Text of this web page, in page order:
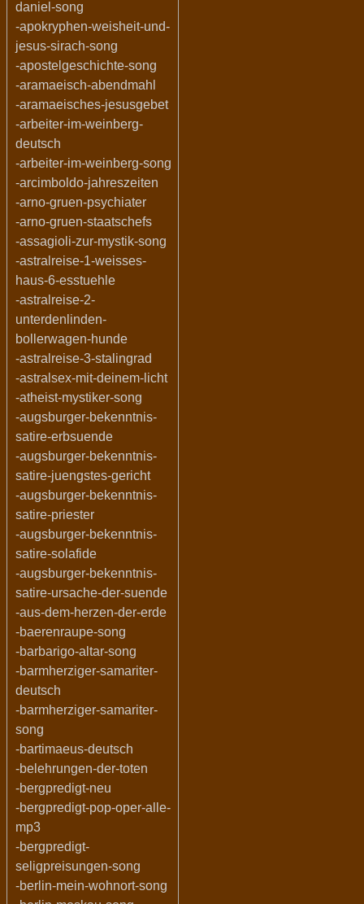
daniel-song
-apokryphen-weisheit-und-
jesus-sirach-song
-apostelgeschichte-song
-aramaeisch-abendmahl
-aramaeisches-jesusgebet
-arbeiter-im-weinberg-
deutsch
-arbeiter-im-weinberg-song
-arcimboldo-jahreszeiten
-arno-gruen-psychiater
-arno-gruen-staatschefs
-assagioli-zur-mystik-song
-astralreise-1-weisses-
haus-6-esstuehle
-astralreise-2-
unterdenlinden-
bollerwagen-hunde
-astralreise-3-stalingrad
-astralsex-mit-deinem-licht
-atheist-mystiker-song
-augsburger-bekenntnis-
satire-erbsuende
-augsburger-bekenntnis-
satire-juengstes-gericht
-augsburger-bekenntnis-
satire-priester
-augsburger-bekenntnis-
satire-solafide
-augsburger-bekenntnis-
satire-ursache-der-suende
-aus-dem-herzen-der-erde
-baerenraupe-song
-barbarigo-altar-song
-barmherziger-samariter-
deutsch
-barmherziger-samariter-
song
-bartimaeus-deutsch
-belehrungen-der-toten
-bergpredigt-neu
-bergpredigt-pop-oper-alle-
mp3
-bergpredigt-
seligpreisungen-song
-berlin-mein-wohnort-song